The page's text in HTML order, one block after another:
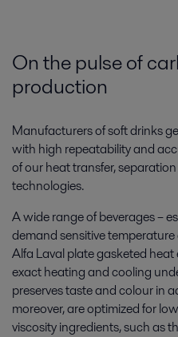
On the pulse of
production
Manufacturers of soft drinks
with high repeatability and
of our heat transfer,
technologies.
A wide range of beverages –
demand sensitive
Alfa Laval plate gasketed
exact heating and cooling
preserves taste and colour in
moreover, are optimized for
viscosity ingredients, such as